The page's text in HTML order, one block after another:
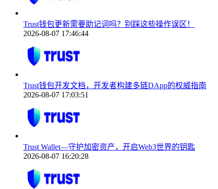
Trust钱包更新需要助记词吗？别踩这些操作误区！
2026-08-07 17:46:44
Trust钱包开发文档，开发者构建多链DApp的权威指南
2026-08-07 17:03:51
Trust Wallet—守护加密资产，开启Web3世界的钥匙
2026-08-07 16:20:28